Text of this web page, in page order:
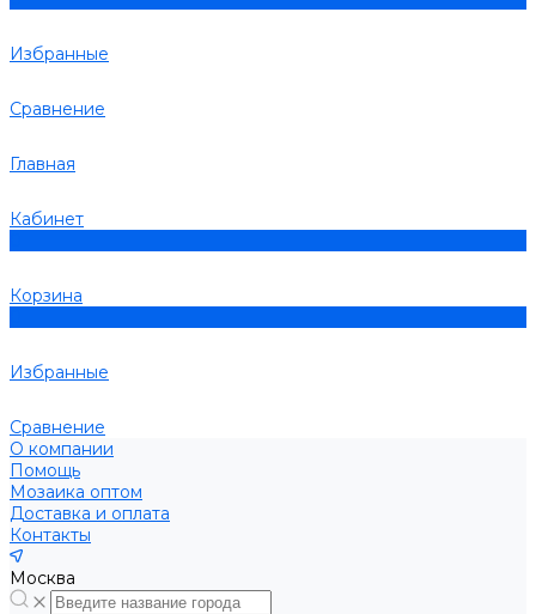
Избранные
Сравнение
Главная
Кабинет
Корзина
Избранные
Сравнение
О компании
Помощь
Мозаика оптом
Доставка и оплата
Контакты
Москва